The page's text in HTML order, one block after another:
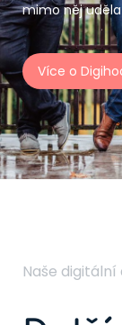
mimo něj
Více o
Naše